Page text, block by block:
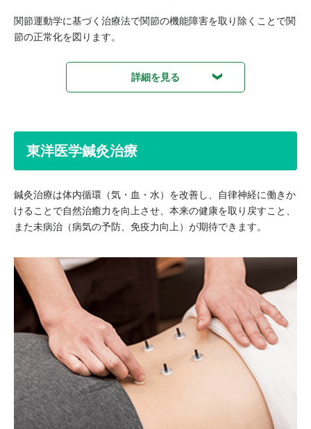
関節運動学に基づく治療法で関節の機能障害を取り除くことで関
節の正常化を図ります。
詳細を見る
東洋医学鍼灸治療
鍼灸治療は体内循環（気・血・水）を改善し、自律神経に働きか
けることで自然治癒力を向上させ、本来の健康を取り戻すこと、
また未病治（病気の予防、免疫力向上）が期待できます。